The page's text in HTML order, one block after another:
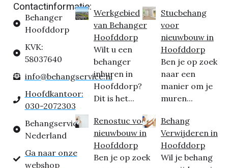
Contactinformatie:
Behanger
Hoofddorp
KVK:
58037640
info@behangservice.nl
Hoofdkantoor:
030-2072303
Behangservice
Nederland
Ga naar onze
webshop
Werkgebied
van Behanger
Hoofddorp
Wilt u een
behanger
inhuren in
Hoofddorp?
Dit is het...
Renostuc voor
nieuwbouw in
Hoofddorp
Ben je op zoek
Stucbehang
voor
nieuwbouw in
Hoofddorp
Ben je op zoek
naar een
manier om je
muren...
Behang
Verwijderen in
Hoofddorp
Wil je behang